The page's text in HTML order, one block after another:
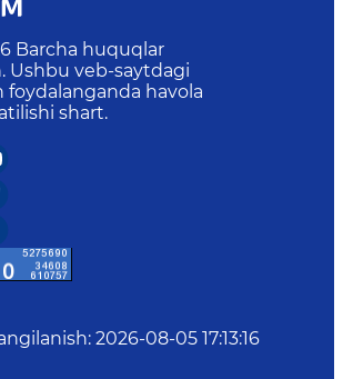
Barcha huquqlar
Ushbu veb-saytdagi
foydalanganda havola
shart.
: 2026-08-05 17:13:16